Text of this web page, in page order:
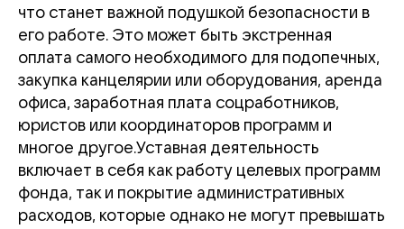
что станет важной подушкой безопасности в
его работе. Это может быть экстренная
оплата самого необходимого для подопечных,
закупка канцелярии или оборудования, аренда
офиса, заработная плата соцработников,
юристов или координаторов программ и
многое другое.Уставная деятельность
включает в себя как работу целевых программ
фонда, так и покрытие административных
расходов, которые однако не могут превышать